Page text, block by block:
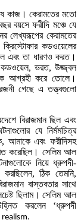
কাজ। কেরামতের মতো
বয়সে ফরীদি মঞ্চে যে
লেখ্যরূপের কেরামতের
ক্রিস্টোফার কডওয়েলের
এবং তা ধারণও করত।
কডওয়েল, ভরত, উজ্জ্বল
আগ্রহী করে তোলে।
রজনী গেছে এ তত্ত্বগুলো
বিরাজমান ছিল এবং
যে নির্মমচিত্র
আমাকে এবং ফরীদিসহ
করেছিল। সেলিম আল
নিয়ে ধ্রুপদী-
ঠিক তেমনি,
বাস্তবতার সাথে
ছিলাম। সেলিম আল
করলেন ‘ধ্রুপদী
realism.